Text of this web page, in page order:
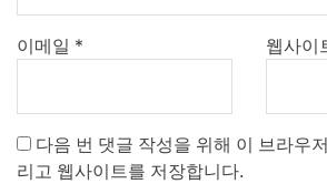
이메일 * 웹사이
다음 번 댓글 작성을 위해 이 브라우
리고 웹사이트를 저장합니다.